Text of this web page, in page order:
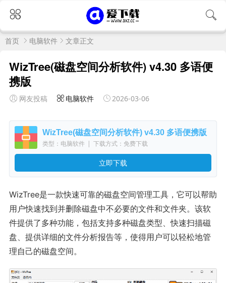
首页 电脑软件 文章正文
WizTree(磁盘空间分析软件) v4.30 多语便
携版
网友投稿 电脑软件 2026-03-06
WizTree(磁盘空间分析软件) v4.30 多语便携版
类型：电脑软件 | 下载方式：免费下载
立即下载
WizTree是一款快速可靠的磁盘空间管理工具，它可以帮助
用户快速找到并删除磁盘中不必要的文件和文件夹。该软
件提供了多种功能，包括支持多种磁盘类型、快速扫描磁
盘、提供详细的文件分析报告等，使得用户可以轻松地管
理自己的磁盘空间。